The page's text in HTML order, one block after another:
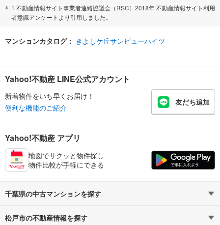
1 不動産情報サイト事業者連絡協議会（RSC）2018年 不動産情報サイト利用
者意識アンケートより引用しました。
マンションカタログ： きよしケ丘サンビューハイツ
Yahoo!不動産 LINE公式アカウント
新着物件をいち早くお届け！
便利な機能のご紹介
友だち追加
Yahoo!不動産 アプリ
地図でサクッと物件探し
物件比較が手軽にできる
千葉県の中古マンションを探す
路線・駅から探す
松戸市の不動産情報を探す